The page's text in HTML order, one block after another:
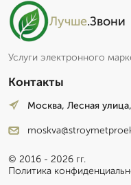
Лучше.Звони
Услуги электронного
Контакты
Москва, Лесная
© 2016 - 2026 гг.
Политика